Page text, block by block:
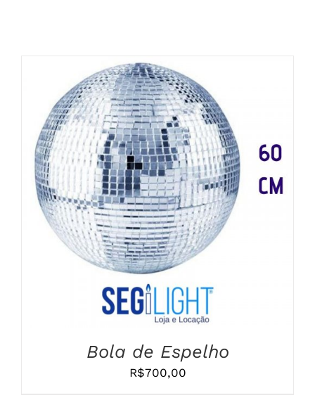
COMPRAR / DETALHES
Bola de Espelho
R$700,00